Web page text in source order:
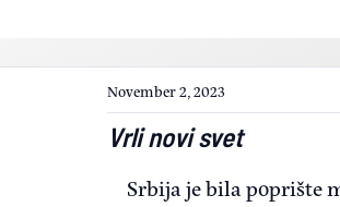
November 2, 2023
Vrli novi svet
Srbija je bila poprište